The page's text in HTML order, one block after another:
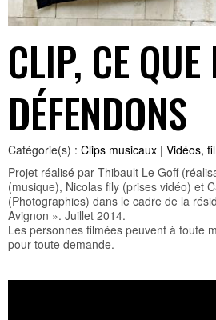
CLIP, CE
DÉFENDONS
Catégorie(s) : Clips musicaux | Vidéos,
Projet réalisé par Thibault Le Goff
(musique), Nicolas fily (prises vidéo) et
(Photographies) dans le cadre de la
Avignon ». Juillet 2014.
Les personnes filmées peuvent à toute
pour toute demande.